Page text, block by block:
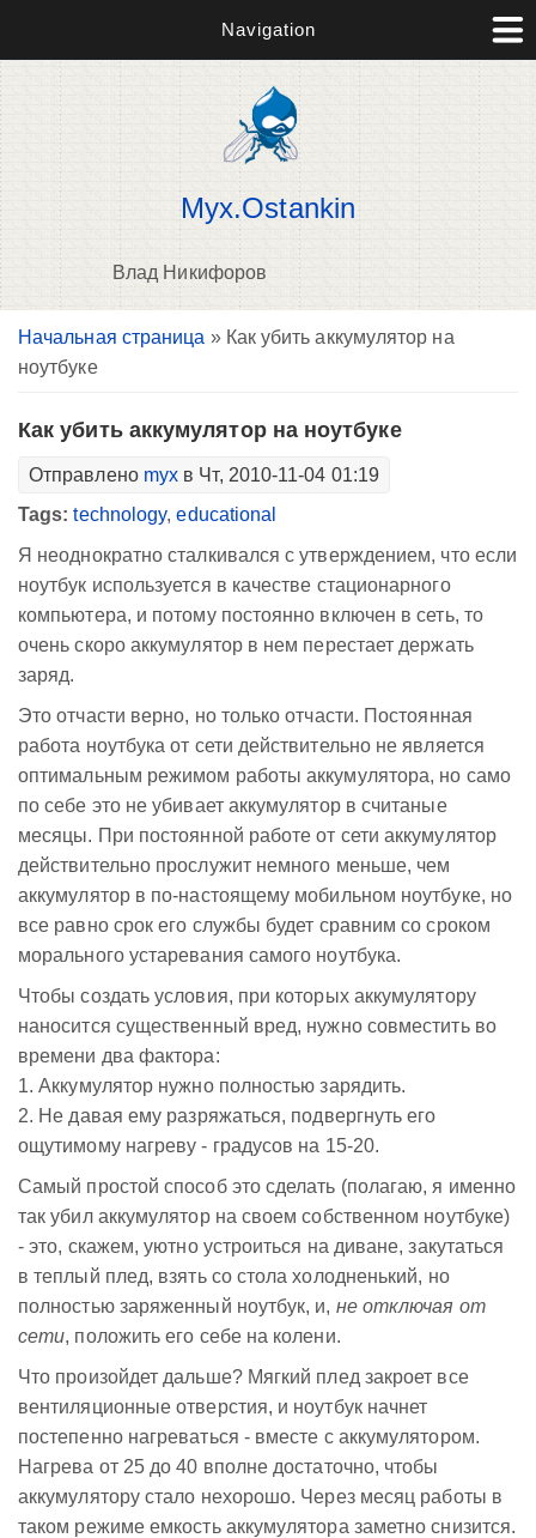
Navigation
Myx.Ostankin
Влад Никифоров
Вы здесь
Начальная страница » Как убить аккумулятор на
ноутбуке
Как убить аккумулятор на ноутбуке
Отправлено myx в Чт, 2010-11-04 01:19
Tags:technology,educational
Я неоднократно сталкивался с утверждением, что если
ноутбук используется в качестве стационарного
компьютера, и потому постоянно включен в сеть, то
очень скоро аккумулятор в нем перестает держать
заряд.
Это отчасти верно, но только отчасти. Постоянная
работа ноутбука от сети действительно не является
оптимальным режимом работы аккумулятора, но само
по себе это не убивает аккумулятор в считаные
месяцы. При постоянной работе от сети аккумулятор
действительно прослужит немного меньше, чем
аккумулятор в по-настоящему мобильном ноутбуке, но
все равно срок его службы будет сравним со сроком
морального устаревания самого ноутбука.
Чтобы создать условия, при которых аккумулятору
наносится существенный вред, нужно совместить во
времени два фактора:
1. Аккумулятор нужно полностью зарядить.
2. Не давая ему разряжаться, подвергнуть его
ощутимому нагреву - градусов на 15-20.
Самый простой способ это сделать (полагаю, я именно
так убил аккумулятор на своем собственном ноутбуке)
- это, скажем, уютно устроиться на диване, закутаться
в теплый плед, взять со стола холодненький, но
полностью заряженный ноутбук, и, не отключая от
сети, положить его себе на колени.
Что произойдет дальше? Мягкий плед закроет все
вентиляционные отверстия, и ноутбук начнет
постепенно нагреваться - вместе с аккумулятором.
Нагрева от 25 до 40 вполне достаточно, чтобы
аккумулятору стало нехорошо. Через месяц работы в
таком режиме емкость аккумулятора заметно снизится.